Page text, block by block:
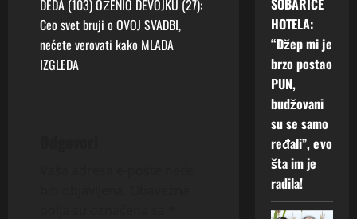
o
s
DEDA (103) OŽENIO DEVOJKU (27):
Ceo svet bruji o OVOJ SVADBI,
nećete verovati kako MLADA
IZGLEDA
HOTELA:
“Džep mi je
brzo postao
PUN,
budžovani
su se samo
ređali”, evo
šta im je
radila!